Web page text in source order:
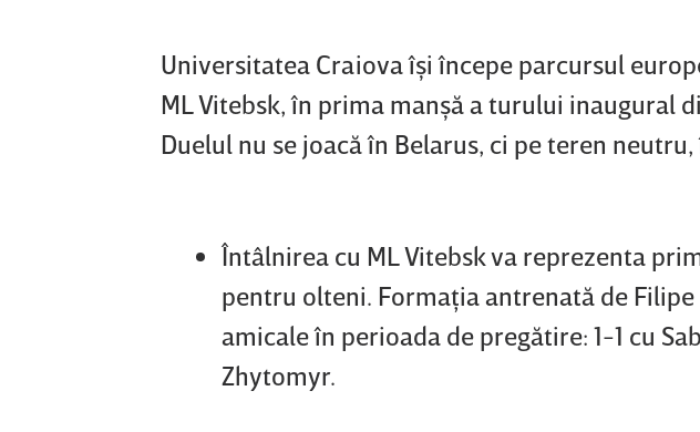
Universitatea Craiova îşi începe parcursul
ML Vitebsk, în prima manşă a turului inaugural
Duelul nu se joacă în Belarus, ci pe teren
Întâlnirea cu ML Vitebsk va reprezenta
pentru olteni. Formaţia antrenată de
amicale în perioada de pregătire: 1-1 cu
Zhytomyr.